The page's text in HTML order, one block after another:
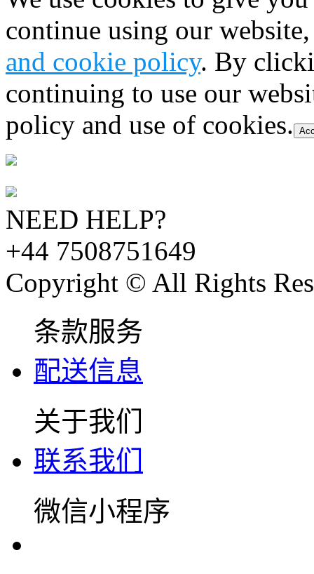
continue using our
and cookie policy. By
continuing to use our
policy and use of cookies.
NEED HELP?
+44 7508751649
Copyright © All Rights
条款服务
配送信息
关于我们
联系我们
微信小程序